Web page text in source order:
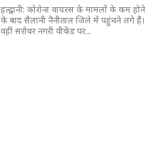
हल्द्वानी: कोरोना वायरस के मामलों के कम होने
के बाद सैलानी नैनीताल जिले में पहुंचने लगे हैं।
वहीं सरोवर नगरी वीकेंड पर...